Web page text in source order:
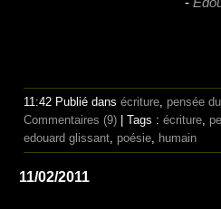
-
11:42 Publié dans écriture, pensée
Commentaires (9) | Tags : écriture,
edouard glissant, poésie, humain
11/02/2011